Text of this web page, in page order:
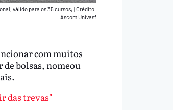
válido para os 35 cursos; Crédito:
Ascom Univasf
com muitos
bolsas, nomeou
das trevas"